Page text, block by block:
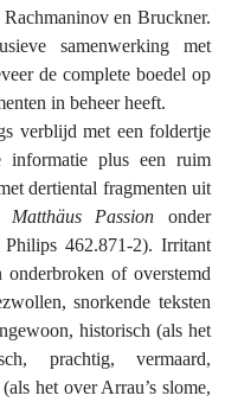
en Bruckner.
samenwerking met
de complete boedel op
in beheer heeft.
verblijd met een foldertje
informatie plus een ruim
dertiental fragmenten uit
Matthäus Passiononder
462.871-2). Irritant
onderbroken of overstemd
snorkende teksten
historisch (als het
prachtig, vermaard,
het over Arrau’s slome,